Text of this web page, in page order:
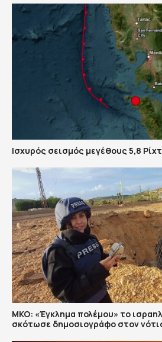
Ισχυρός σεισμός μεγέθους 5,8
ΜΚΟ: «Έγκλημα πολέμου» το
σκότωσε δημοσιογράφο στον